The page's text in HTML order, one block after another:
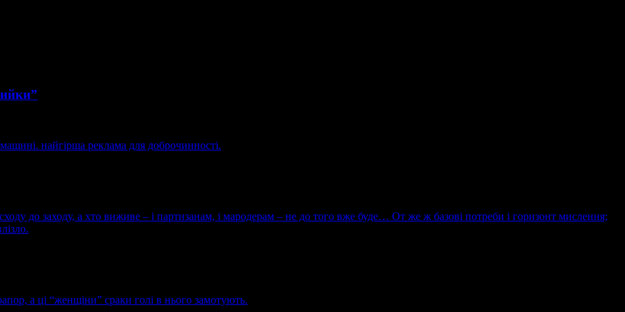
найгірша реклама для доброчинності.
до заходу, а хто виживе – і партизанам, і мародерам – не до того вже буде… От же ж базові потреби і горизонт мислення;
а ці “женщіни” сраки голі в нього замотують.